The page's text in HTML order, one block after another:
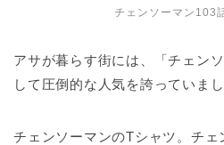
チェンソーマン103
アサが暮らす街には、「チェン
して圧倒的な人気を誇っていまし
チェンソーマンのTシャツ。チェ